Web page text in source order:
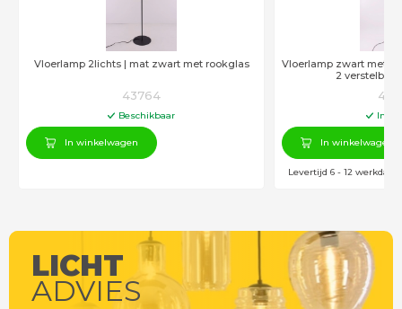
Vloerlamp 2lichts | mat zwart met rookglas
43764
Beschikbaar
In winkelwagen
Vloerlamp zwart met
2
In
In winkelwagen
Levertijd 6 - 12
LICHT
ADVIES